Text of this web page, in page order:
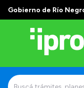
Gobierno de Río